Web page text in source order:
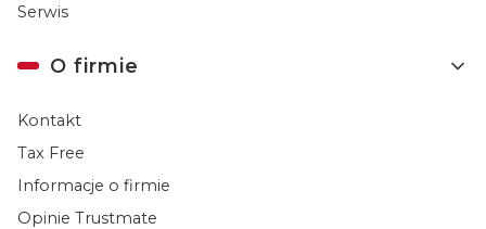
Serwis
O firmie
Kontakt
Tax Free
Informacje o firmie
Opinie Trustmate